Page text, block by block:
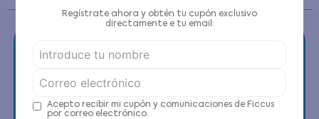
Contáctanos
Regístrate ahora y obtén tu cupón exclusivo
directamente e tu email:
Acepto recibir mi cupón y comunicaciones de Ficcus
por correo electrónico.